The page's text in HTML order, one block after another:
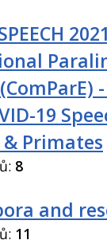
19
Primates
8
and
11